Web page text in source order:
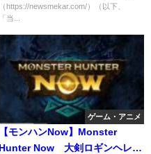
（https://newsmekar.com/）（以下、
「当...
ゲーム・アニメ
【モンハンNow】Monster
Hunter Now 大剣ロギンヘレ